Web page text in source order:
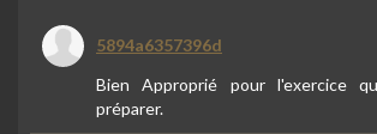
5894a6357396d
Bien Approprié pour l'exercice
préparer.